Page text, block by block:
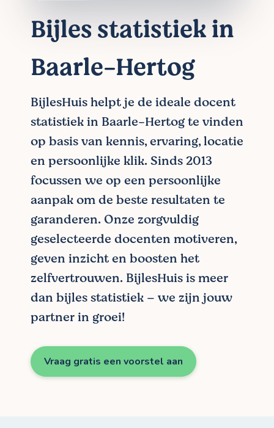
Bijles statistiek in
Baarle-Hertog
BijlesHuis helpt je de ideale docent
statistiek in Baarle-Hertog te vinden
op basis van kennis, ervaring, locatie
en persoonlijke klik. Sinds 2013
focussen we op een persoonlijke
aanpak om de beste resultaten te
garanderen. Onze zorgvuldig
geselecteerde docenten motiveren,
geven inzicht en boosten het
zelfvertrouwen. BijlesHuis is meer
dan bijles statistiek – we zijn jouw
partner in groei!
Vraag gratis een voorstel aan